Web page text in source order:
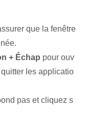
que la fenêtre
+ Échap pour ouv
les applicatio
pas et cliquez s